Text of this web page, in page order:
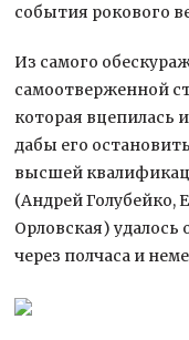
события рокового
Из самого
самоотверженной
которая вцепилась
дабы его
высшей
(Андрей Голубейко,
Орловская) удалось
через полчаса и